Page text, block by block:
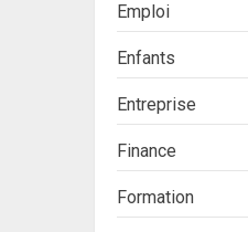
Emploi
Enfants
Entreprise
Finance
Formation